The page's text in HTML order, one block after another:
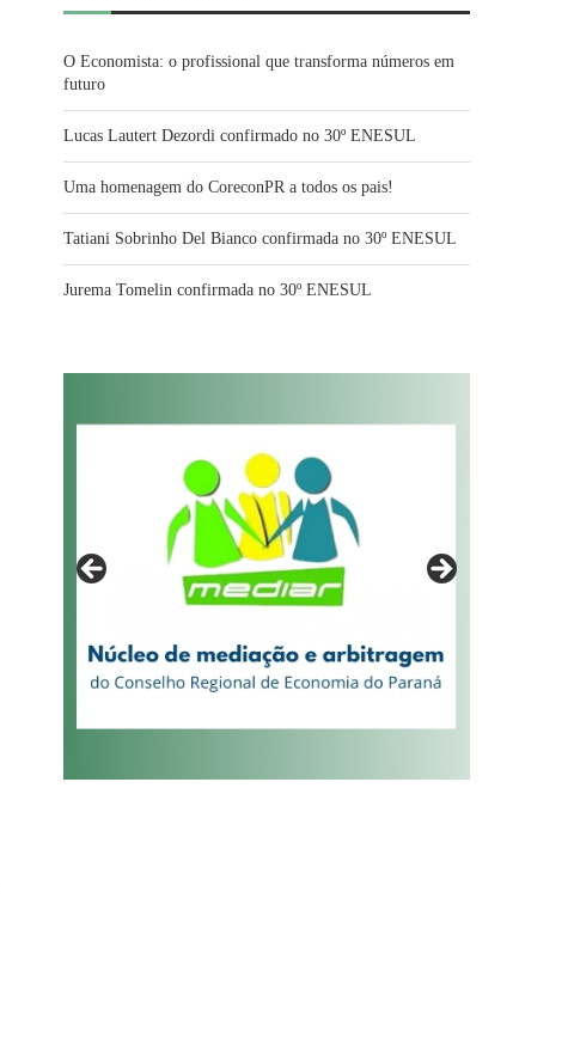
O Economista: o profissional que transforma números em
futuro
Lucas Lautert Dezordi confirmado no 30º ENESUL
Uma homenagem do CoreconPR a todos os pais!
Tatiani Sobrinho Del Bianco confirmada no 30º ENESUL
Jurema Tomelin confirmada no 30º ENESUL